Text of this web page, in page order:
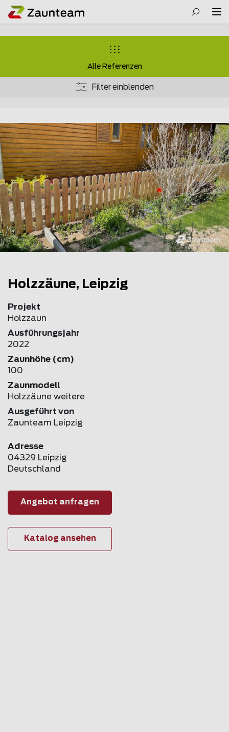
Alle Referenzen
Filter einblenden
Holzzäune, Leipzig
Projekt
Holzzaun
Ausführungsjahr
2022
Zaunhöhe (cm)
100
Zaunmodell
Holzzäune weitere
Ausgeführt von
Zaunteam Leipzig
Adresse
04329 Leipzig
Deutschland
Angebot anfragen
Katalog ansehen